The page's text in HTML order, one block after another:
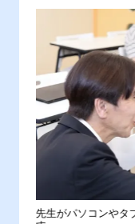
先生がパソコンやタ